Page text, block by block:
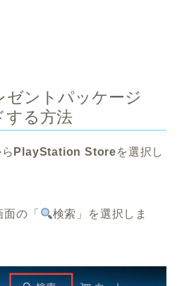
ゼントパッケージ
する方法
PlayStation Storeを選択し
の「
検索」を選択しま